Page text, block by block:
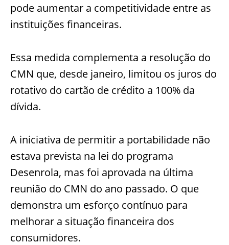
pode aumentar a competitividade entre as
instituições financeiras.
Essa medida complementa a resolução do
CMN que, desde janeiro, limitou os juros do
rotativo do cartão de crédito a 100% da
dívida.
A iniciativa de permitir a portabilidade não
estava prevista na lei do programa
Desenrola, mas foi aprovada na última
reunião do CMN do ano passado. O que
demonstra um esforço contínuo para
melhorar a situação financeira dos
consumidores.